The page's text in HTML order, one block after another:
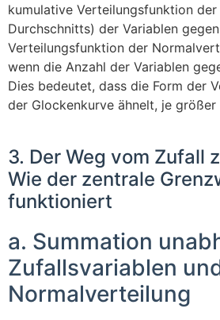
kumulative Verteilungsfunktion
Durchschnitts) der Variablen
Verteilungsfunktion der
wenn die Anzahl der Variablen
Dies bedeutet, dass die Form der
der Glockenkurve ähnelt, je
3. Der Weg vom Zufall
Wie der zentrale
funktioniert
a. Summation
Zufallsvariablen
Normalverteilung